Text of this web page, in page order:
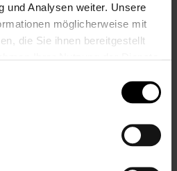
und Analysen weiter. Unsere
möglicherweise mit
die Sie ihnen bereitgestellt